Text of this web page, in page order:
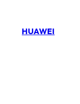
HUAWEI